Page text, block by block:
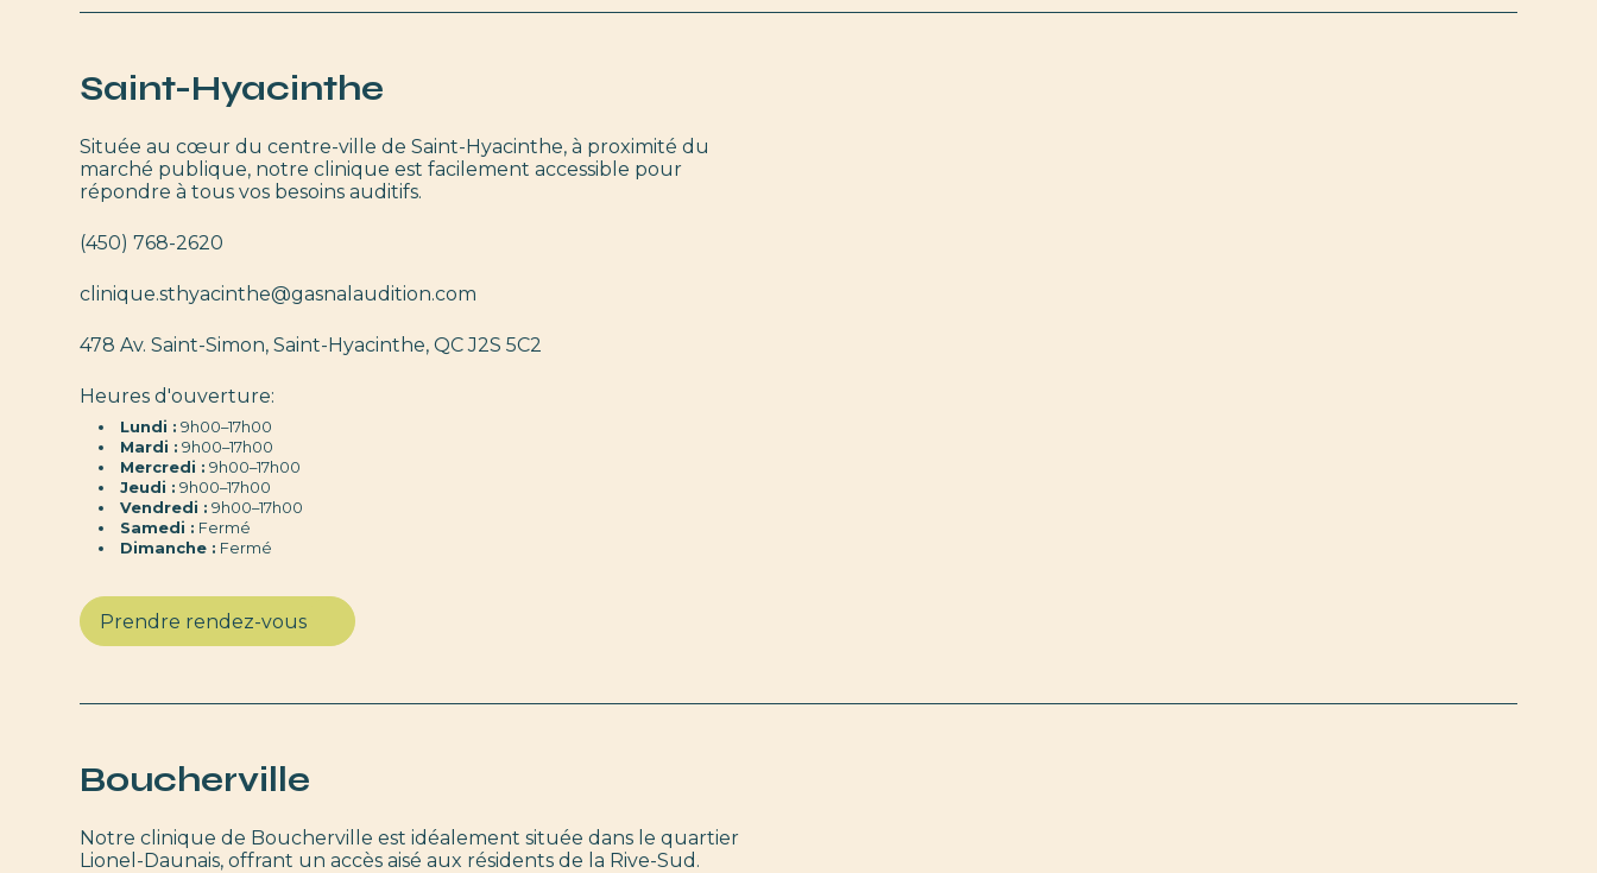
Saint-Hyacinthe
Située au cœur du centre-ville de Saint-Hyacinthe, à proximité du
marché publique, notre clinique est facilement accessible pour
répondre à tous vos besoins auditifs.
(450) 768-2620
clinique.sthyacinthe@gasnalaudition.com
478 Av. Saint-Simon, Saint-Hyacinthe, QC J2S 5C2
Heures d'ouverture:
Lundi : 9h00–17h00
Mardi : 9h00–17h00
Mercredi : 9h00–17h00
Jeudi : 9h00–17h00
Vendredi : 9h00–17h00
Samedi : Fermé
Dimanche : Fermé
Prendre rendez-vous
Boucherville
Notre clinique de Boucherville est idéalement située dans le quartier
Lionel-Daunais, offrant un accès aisé aux résidents de la Rive-Sud.